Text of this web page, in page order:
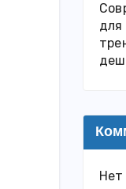
для
Нет